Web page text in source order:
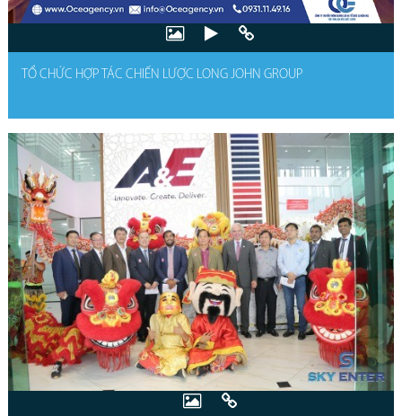
TỔ CHỨC HỢP TÁC CHIẾN LƯỢC LONG JOHN GROUP